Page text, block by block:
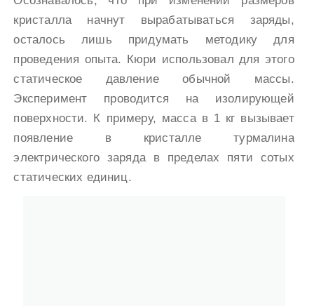
кристалла начнут вырабатываться заряды,
осталось лишь придумать методику для
проведения опыта. Кюри использовал для этого
статическое давление обычной массы.
Эксперимент проводится на изолирующей
поверхности. К примеру, масса в 1 кг вызывает
появление в кристалле турмалина
электрического заряда в пределах пяти сотых
статических единиц.